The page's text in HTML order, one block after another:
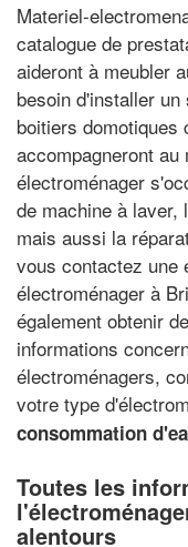
Materiel-
catalogue de
aideront à meubler
besoin d'installer
boitiers
accompagneront
électroménager
de machine à laver,
mais aussi la
vous contactez une
électroménager à
également obtenir
informations
électroménagers,
votre type
consommation
Toutes les
alentours